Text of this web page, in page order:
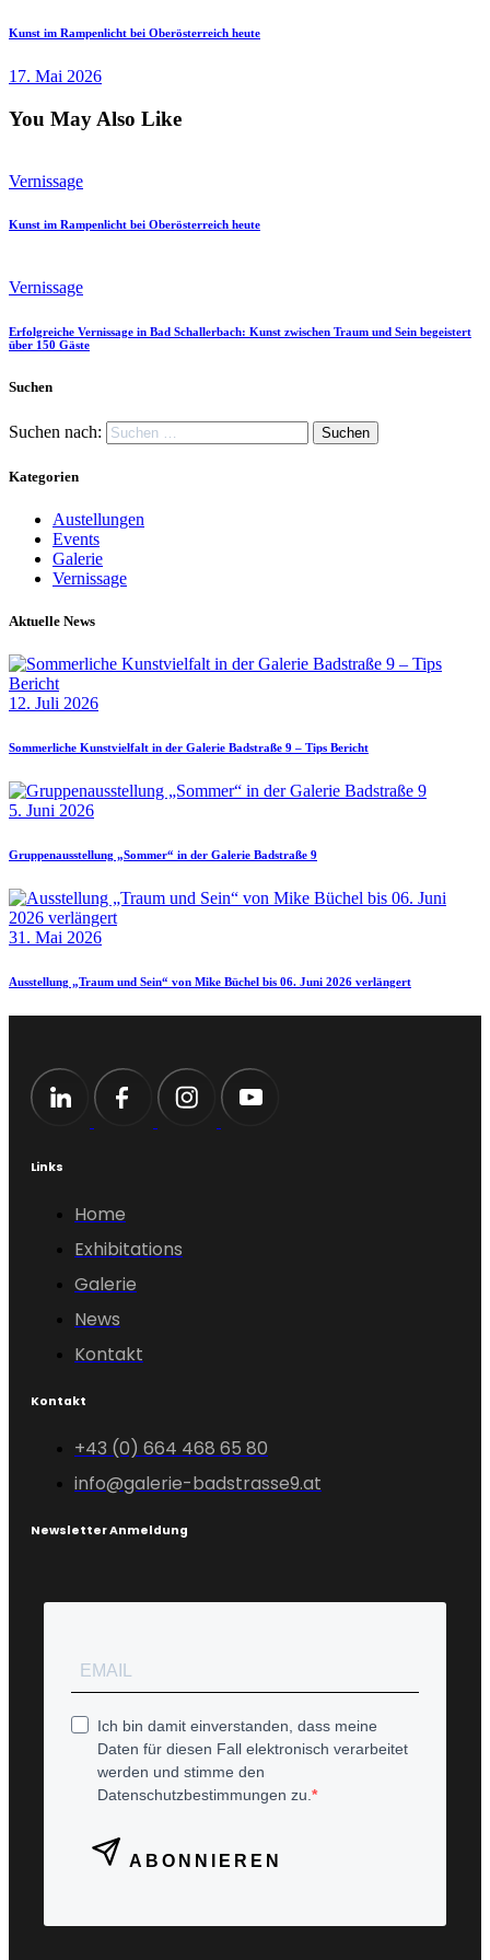
Kunst im Rampenlicht bei Oberösterreich heute
17. Mai 2026
You May Also Like
Vernissage
Kunst im Rampenlicht bei Oberösterreich heute
Vernissage
Erfolgreiche Vernissage in Bad Schallerbach: Kunst zwischen Traum und Sein begeistert
über 150 Gäste
Suchen
Suchen nach:
Kategorien
Austellungen
Events
Galerie
Vernissage
Aktuelle News
12. Juli 2026
Sommerliche Kunstvielfalt in der Galerie Badstraße 9 – Tips Bericht
5. Juni 2026
Gruppenausstellung „Sommer“ in der Galerie Badstraße 9
31. Mai 2026
Ausstellung „Traum und Sein“ von Mike Büchel bis 06. Juni 2026 verlängert
Links
Home
Exhibitations
Galerie
News
Kontakt
Kontakt
+43 (0) 664 468 65 80
info@galerie-badstrasse9.at
Newsletter Anmeldung
Ich bin damit einverstanden, dass meine
Daten für diesen Fall elektronisch verarbeitet
werden und stimme den
Datenschutzbestimmungen zu.
ABONNIEREN